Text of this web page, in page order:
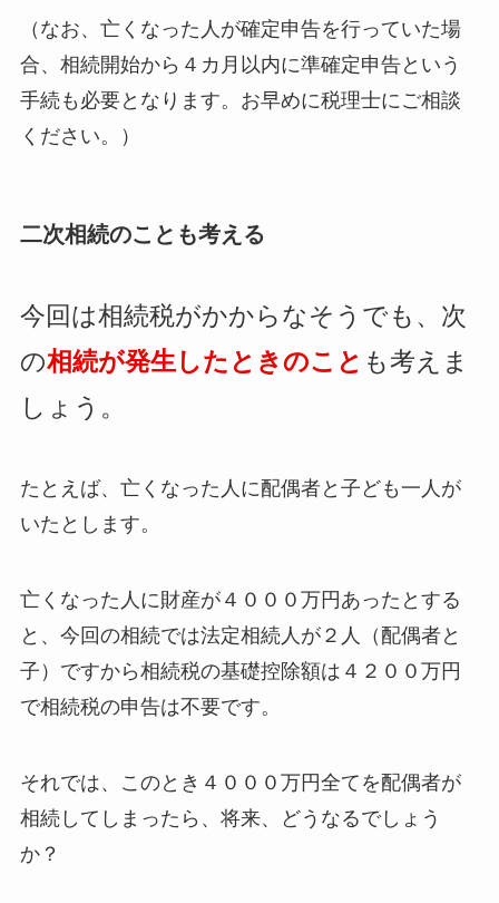
（なお、亡くなった人が確定申告を行っていた場
合、相続開始から４カ月以内に準確定申告という
手続も必要となります。お早めに税理士にご相談
ください。）
二次相続のことも考える
今回は相続税がかからなそうでも、次
の相続が発生したときのこと も考えま
しょう。
たとえば、亡くなった人に配偶者と子ども一人が
いたとします。
亡くなった人に財産が４０００万円あったとする
と、今回の相続では法定相続人が２人（配偶者と
子）ですから相続税の基礎控除額は４２００万円
で相続税の申告は不要です。
それでは、このとき４０００万円全てを配偶者が
相続してしまったら、将来、どうなるでしょう
か？